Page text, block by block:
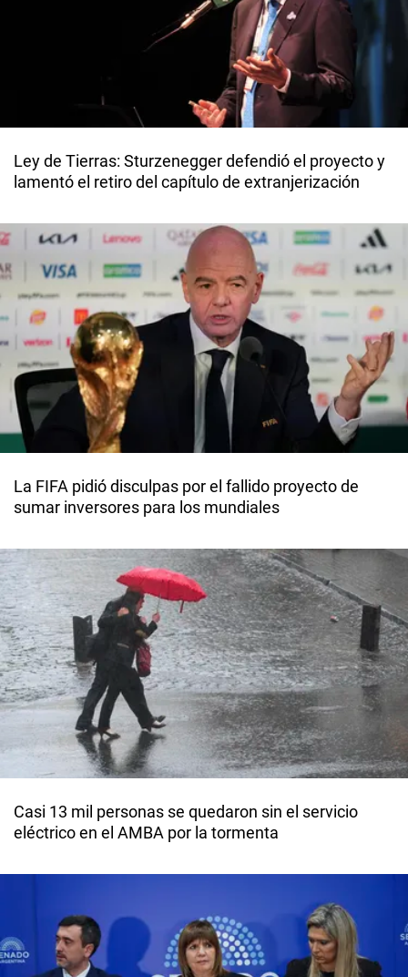
Ley de Tierras: Sturzenegger defendió el proyecto y
lamentó el retiro del capítulo de extranjerización
La FIFA pidió disculpas por el fallido proyecto de
sumar inversores para los mundiales
Casi 13 mil personas se quedaron sin el servicio
eléctrico en el AMBA por la tormenta